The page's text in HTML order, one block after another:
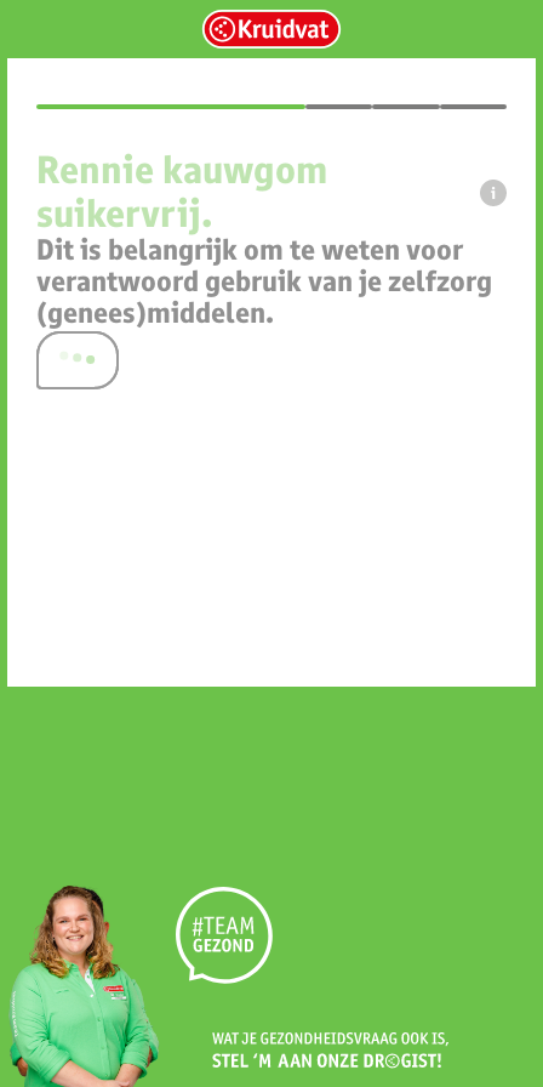
Rennie kauwgom
suikervrij.
i
Dit is belangrijk om te weten voor
verantwoord gebruik van je zelfzorg
(genees)middelen.